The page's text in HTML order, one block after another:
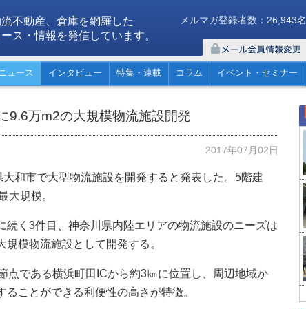
不動産、倉庫を網羅した
ス・情報を発信しています。
メルマガ登録者数：26,943名
ュース インタビュー 特集・連載 コラム イベント・セミナー
9.6万m2の大規模物流施設開発
2017年07月02日
和市で大型物流施設を開発すると発表した。5階建
大規模。
続く3件目、神奈川県内陸エリアの物流施設のニーズは
模物流施設として開発する。
点である横浜町田ICから約3㎞に位置し、周辺地域か
ことができる利便性の高さが特徴。